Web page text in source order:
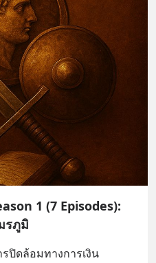
1 (7 Episodes):
รภูมิ
รปิดล้อมทางการเงิน